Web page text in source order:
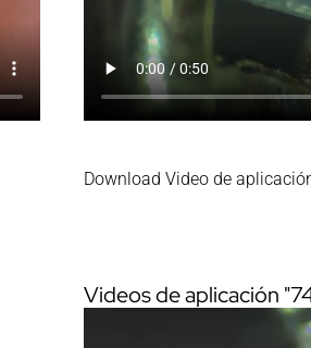
Download Video de
Videos de aplicación